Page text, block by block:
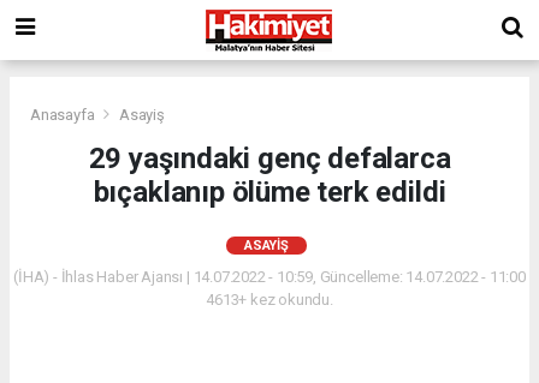
Anasayfa Asayiş
29 yaşındaki genç defalarca
bıçaklanıp ölüme terk edildi
ASAYIŞ
(İHA) - İhlas Haber Ajansı | 14.07.2022 - 10:59, Güncelleme: 14.07.2022 - 11:00
4613+ kez okundu.